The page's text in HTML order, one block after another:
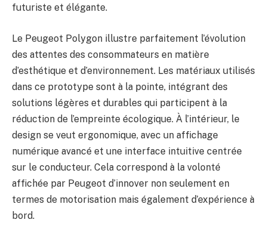
futuriste et élégante.
Le Peugeot Polygon illustre parfaitement l’évolution
des attentes des consommateurs en matière
d’esthétique et d’environnement. Les matériaux utilisés
dans ce prototype sont à la pointe, intégrant des
solutions légères et durables qui participent à la
réduction de l’empreinte écologique. À l’intérieur, le
design se veut ergonomique, avec un affichage
numérique avancé et une interface intuitive centrée
sur le conducteur. Cela correspond à la volonté
affichée par Peugeot d’innover non seulement en
termes de motorisation mais également d’expérience à
bord.